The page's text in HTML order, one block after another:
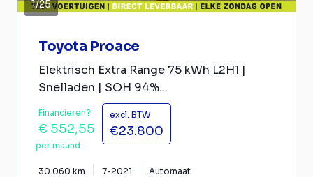
1/25
Toyota Proace
Elektrisch Extra Range 75 kWh L2H1 |
Snelladen | SOH 94%...
Financieren?
€ 552,55
per maand
excl. BTW
€23.800
30.060 km 7-2021 Automaat